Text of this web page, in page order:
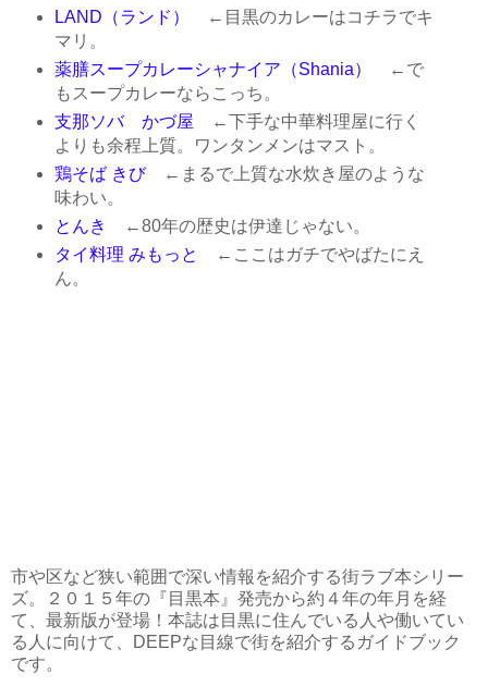
LAND（ランド）
←目黒のカレーはコチラでキ
マリ。
薬膳スープカレーシャナイア（Shania）
←で
もスープカレーならこっち。
支那ソバ かづ屋 ←下手な中華料理屋に行く
よりも余程上質。ワンタンメンはマスト。
鶏そば きび←まるで上質な水炊き屋のような
味わい。
とんき
←80年の歴史は伊達じゃない。
タイ料理 みもっと
←ここはガチでやばたにえ
ん。
市や区など狭い範囲で深い情報を紹介する街ラブ本シリー
ズ。２０１５年の『目黒本』発売から約４年の年月を経
て、最新版が登場！本誌は目黒に住んでいる人や働いてい
る人に向けて、DEEPな目線で街を紹介するガイドブック
です。